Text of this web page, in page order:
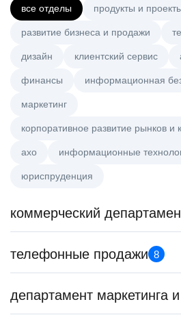
все отделы продукты и
развитие бизнеса и продажи
дизайн клиентский сервис
финансы информационная
маркетинг
корпоративное развитие рынков и
axo информационные
юриспруденция
коммерческий
Тренер по развитию компетенций
HeadHunter::Коммерческий
з/п не указана
телефонные продажи 8
HeadHunter::Телефонные продажи
департамент маркетинга